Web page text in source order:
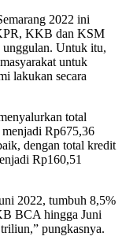
2022 ini
KKB dan KSM
unggulan. Untuk itu,
untuk
lakukan secara
total
Rp675,36
dengan total kredit
Rp160,51
2022, tumbuh 8,5%
BCA hingga Juni
pungkasnya.